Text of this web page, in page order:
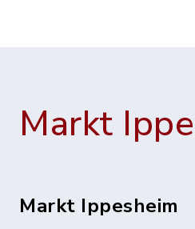
Markt
Markt Ippesheim